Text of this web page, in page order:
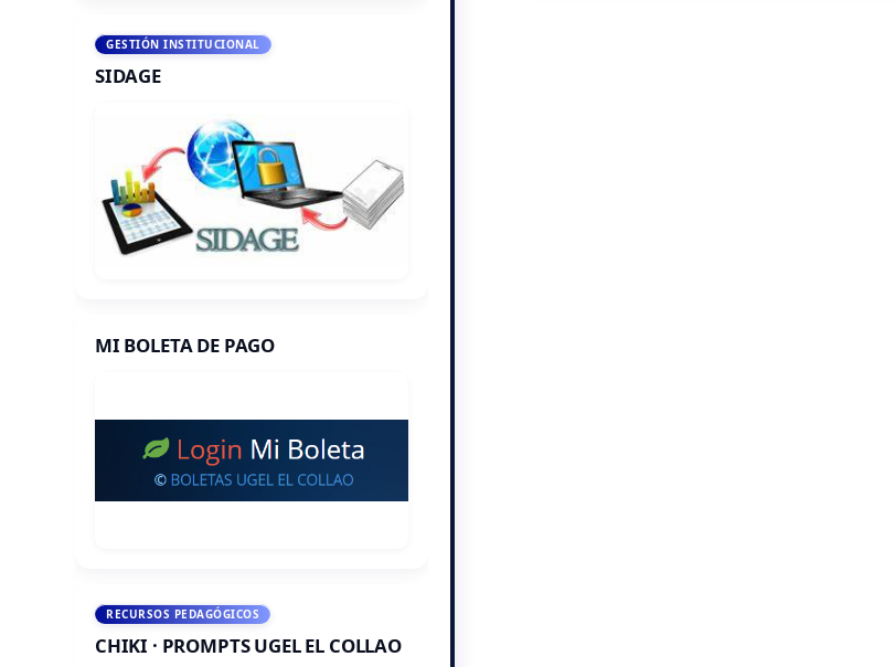
GESTIÓN INSTITUCIONAL
SIDAGE
MI BOLETA DE PAGO
RECURSOS PEDAGÓGICOS
CHIKI · PROMPTS UGEL EL COLLAO